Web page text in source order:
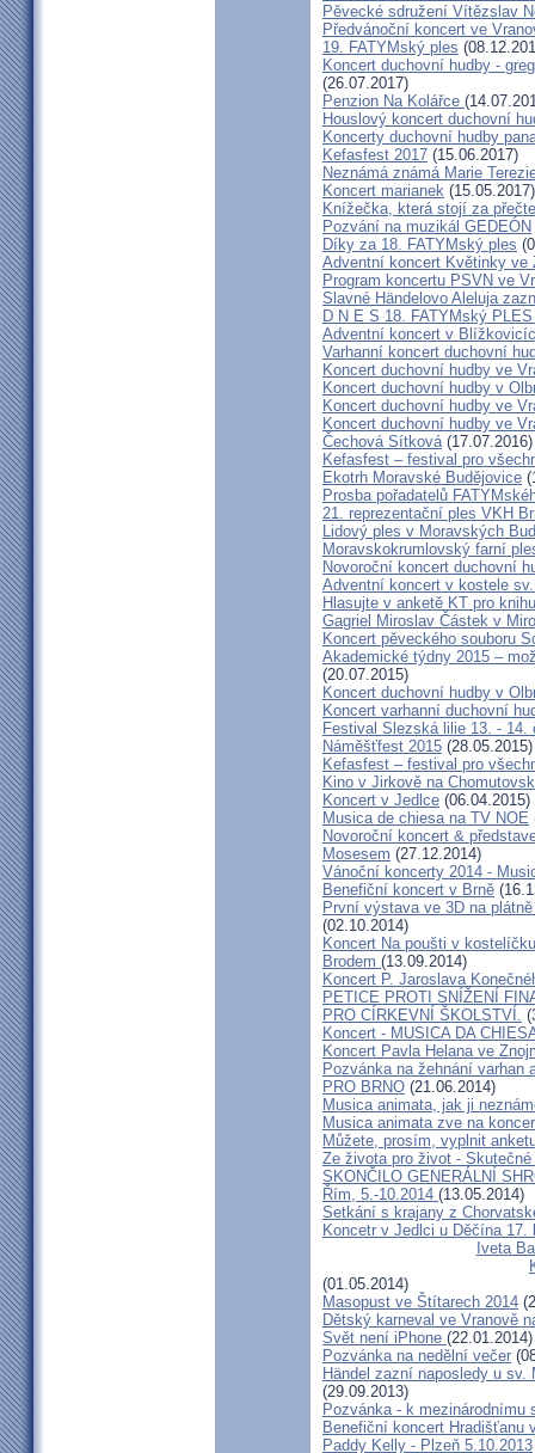
Pěvecké sdružení Vítězslav
Předvánoční koncert ve
19. FATYMský ples
Koncert duchovní hudby -
(26.07.2017)
Penzion Na Kolářce
Houslový koncert duchovní
Koncerty duchovní hudby
Kefasfest 2017 (15.06.2017)
Neznámá známá Marie
Koncert marianek (15.05.2017)
Knížečka, která stojí za
Pozvání na muzikál GEDEÓN
Díky za 18. FATYMský ples
Adventní koncert Květinky ve
Program koncertu PSVN ve
Slavné Händelovo Aleluja
D N E S 18. FATYMský
Adventní koncert v
Varhanní koncert duchovní
Koncert duchovní hudby ve
Koncert duchovní hudby v
Koncert duchovní hudby ve
Koncert duchovní hudby ve
Čechová Sítková(17.07.2016)
Kefasfest – festival pro
Ekotrh Moravské Budějovice
Prosba pořadatelů
21. reprezentační ples VKH
Lidový ples v Moravských
Moravskokrumlovský farní
Novoroční koncert duchovní
Adventní koncert v kostele
Hlasujte v anketě KT pro
Gagriel Miroslav Částek v
Koncert pěveckého souboru
Akademické týdny 2015 –
(20.07.2015)
Koncert duchovní hudby v
Koncert varhanní duchovní
Festival Slezská lilie 13. - 14.
Náměšťfest 2015 (28.05.2015)
Kefasfest – festival pro
Kino v Jirkově na
Koncert v Jedlce (06.04.2015)
Musica de chiesa na TV NOE
Novoroční koncert &
Mosesem (27.12.2014)
Vánoční koncerty 2014 -
Benefiční koncert v Brně
První výstava ve 3D na
(02.10.2014)
Koncert Na poušti v
Brodem (13.09.2014)
Koncert P. Jaroslava
PETICE PROTI SNÍŽENÍ
PRO CÍRKEVNÍ ŠKOLSTVÍ.
Koncert - MUSICA DA
Koncert Pavla Helana ve
Pozvánka na žehnání varhan
PRO BRNO (21.06.2014)
Musica animata, jak ji
Musica animata zve na
Můžete, prosím, vyplnit
Ze života pro život -
SKONČILO GENERÁLNÍ
Řím, 5.-10.2014 (13.05.2014)
Setkání s krajany z
Koncetr v Jedlci u Děčína 17.
Iveta
(01.05.2014)
Masopust ve Štítarech 2014
Dětský karneval ve Vranově
Svět není iPhone (22.01.2014)
Pozvánka na nedělní večer
Händel zazní naposledy u
(29.09.2013)
Pozvánka - k mezinárodnímu
Benefiční koncert Hradišťanu
Paddy Kelly - Plzeň 5.10.2013